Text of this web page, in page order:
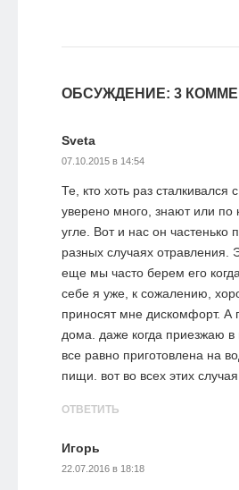
ОБСУЖДЕНИЕ: 3
Sveta
07.10.2015 в 14:54
Те, кто хоть раз
уверено много, знают или
угле. Вот и нас он частенько
разных случаях отравления.
еще мы часто берем его
себе я уже, к сожалению,
приносят мне дискомфорт. А
дома. даже когда приезжаю
все равно приготовлена на
пищи. вот во всех этих
ОТВЕТИТЬ
Игорь
22.07.2016 в 18:18